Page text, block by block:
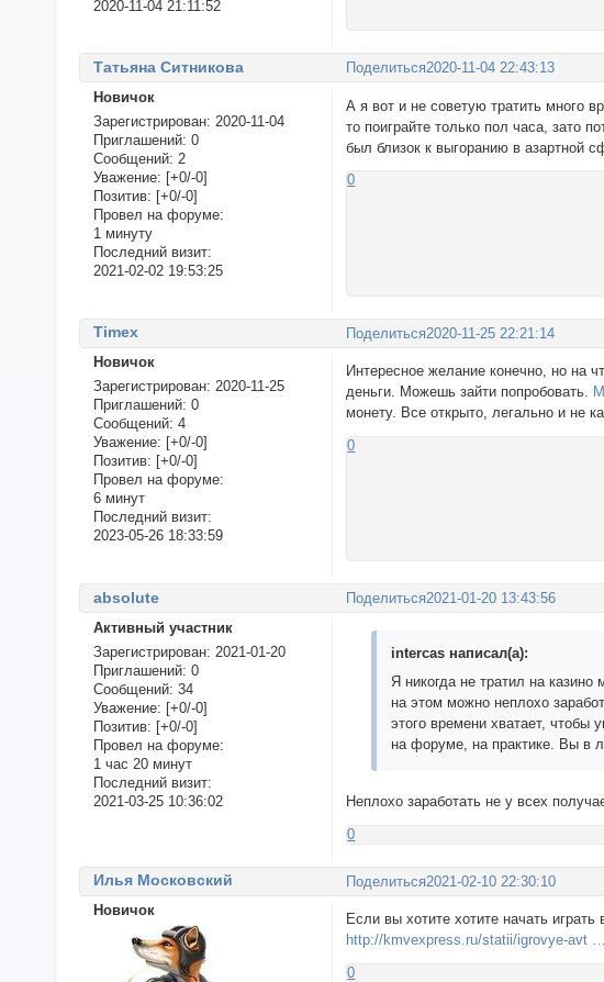
2020-11-04 21:11:52
Поделиться2020-11-04 22:43:13
Татьяна Ситникова
Новичок
Зарегистрирован: 2020-11-04
Приглашений: 0
Сообщений: 2
Уважение: [+0/-0]
Позитив: [+0/-0]
Провел на форуме:
1 минуту
Последний визит:
2021-02-02 19:53:25
А я вот и не советую тратить много
то поиграйте только пол часа, зато
был близок к выгоранию в азартной
0
Поделиться2020-11-25 22:21:14
Timex
Новичок
Зарегистрирован: 2020-11-25
Приглашений: 0
Сообщений: 4
Уважение: [+0/-0]
Позитив: [+0/-0]
Провел на форуме:
6 минут
Последний визит:
2023-05-26 18:33:59
Интересное желание конечно, но на
деньги. Можешь зайти попробовать.
монету. Все открыто, легально и не
0
Поделиться2021-01-20 13:43:56
absolute
Активный участник
Зарегистрирован: 2021-01-20
Приглашений: 0
Сообщений: 34
Уважение: [+0/-0]
Позитив: [+0/-0]
Провел на форуме:
1 час 20 минут
Последний визит:
2021-03-25 10:36:02
intercas написал(а):
Я никогда не тратил на
на этом можно неплохо
этого времени хватает, чтобы
на форуме, на практике. Вы в
Неплохо заработать не у всех
0
Поделиться2021-02-10 22:30:10
Илья Московский
Новичок
Если вы хотите хотите начать
http://kmvexpress.ru/statii/igrovye-avt
0